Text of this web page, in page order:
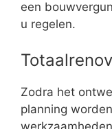
een
u regelen.
Zodra het
planning